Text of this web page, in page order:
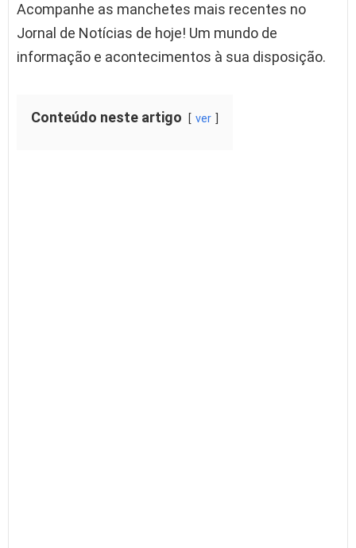
Acompanhe as manchetes mais recentes no
Jornal de Notícias de hoje! Um mundo de
informação e acontecimentos à sua disposição.
Conteúdo neste artigo ver